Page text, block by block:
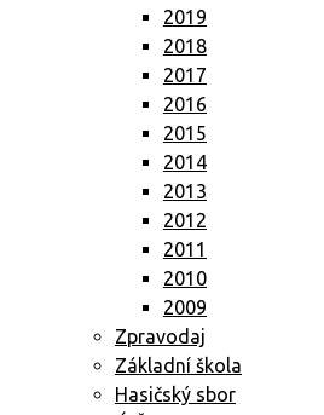
2019
2018
2017
2016
2015
2014
2013
2012
2011
2010
2009
Zpravodaj
Základní škola
Hasičský sbor